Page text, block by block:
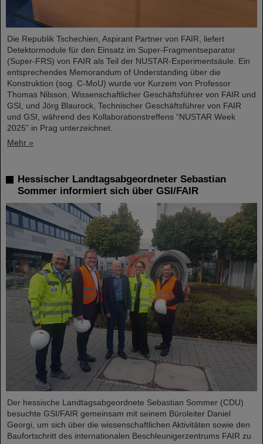
Die Republik Tschechien, Aspirant Partner von FAIR, liefert
Detektormodule für den Einsatz im Super-Fragmentseparator
(Super-FRS) von FAIR als Teil der NUSTAR-Experimentsäule. Ein
entsprechendes Memorandum of Understanding über die
Konstruktion (sog. C-MoU) wurde vor Kurzem von Professor
Thomas Nilsson, Wissenschaftlicher Geschäftsführer von FAIR und
GSI, und Jörg Blaurock, Technischer Geschäftsführer von FAIR
und GSI, während des Kollaborationstreffens “NUSTAR Week
2025” in Prag unterzeichnet.
Mehr »
Hessischer Landtagsabgeordneter Sebastian
Sommer informiert sich über GSI/FAIR
Der hessische Landtagsabgeordnete Sebastian Sommer (CDU)
besuchte GSI/FAIR gemeinsam mit seinem Büroleiter Daniel
Georgi, um sich über die wissenschaftlichen Aktivitäten sowie den
Baufortschritt des internationalen Beschleunigerzentrums FAIR zu